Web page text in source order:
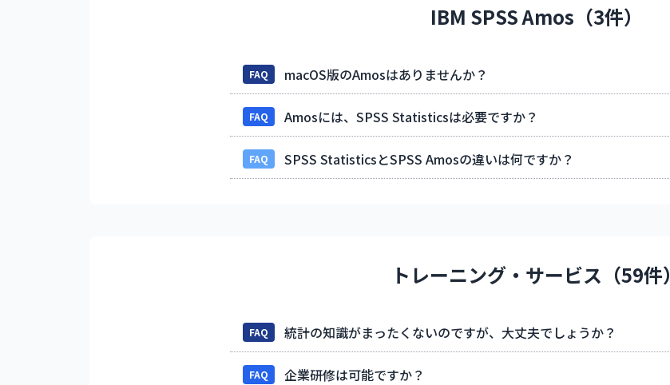
IBM SPSS Amos（3件）
FAQ macOS版のAmosはありませんか？
FAQ Amosには、SPSS Statisticsは必要ですか？
FAQ SPSS StatisticsとSPSS Amosの違いは何ですか？
トレーニング・サービス（59件）
FAQ 統計の知識がまったくないのですが、大丈夫でしょうか？
FAQ 企業研修は可能ですか？